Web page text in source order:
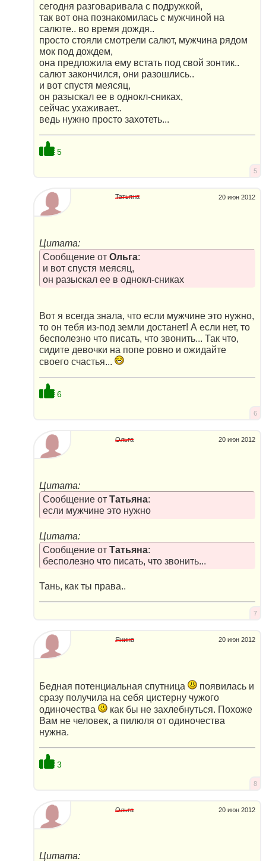
сегодня разговаривала с подружкой,
так вот она познакомилась с мужчиной на
салюте.. во время дождя..
просто стояли смотрели салют, мужчина рядом
мок под дождем,
она предложила ему встать под свой зонтик..
салют закончился, они разошлись..
и вот спустя меясяц,
он разыскал ее в однокл-сниках,
сейчас ухаживает..
ведь нужно просто захотеть...
5
5
20 июн 2012
Татьяна
Цитата:
Сообщение от Ольга:
и вот спустя меясяц,
он разыскал ее в однокл-сниках
Вот я всегда знала, что если мужчине это нужно,
то он тебя из-под земли достанет! А если нет, то
бесполезно что писать, что звонить... Так что,
сидите девочки на попе ровно и ожидайте
своего счастья...
6
6
20 июн 2012
Ольга
Цитата:
Сообщение от Татьяна:
если мужчине это нужно
Цитата:
Сообщение от Татьяна:
бесполезно что писать, что звонить...
Тань, как ты права..
7
20 июн 2012
Янина
Бедная потенциальная спутница
появилась и
сразу получила на себя цистерну чужого
одиночества
как бы не захлебнуться. Похоже
Вам не человек, а пилюля от одиночества
нужна.
3
8
20 июн 2012
Ольга
Цитата: